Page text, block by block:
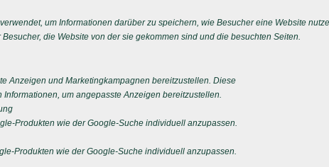
um Informationen darüber zu speichern, wie Besucher eine Website
die Website von der sie gekommen sind und die besuchten Seiten.
Anzeigen und Marketingkampagnen bereitzustellen. Diese
um angepasste Anzeigen bereitzustellen.
Produkten wie der Google-Suche individuell anzupassen.
Produkten wie der Google-Suche individuell anzupassen.